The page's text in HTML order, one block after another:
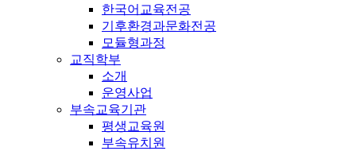
한국어교육전공
기후환경과문화전공
모듈형과정
교직학부
소개
운영사업
부속교육기관
평생교육원
부속유치원